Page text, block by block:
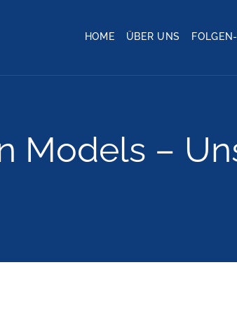
HOME ÜBER UNS
Models –